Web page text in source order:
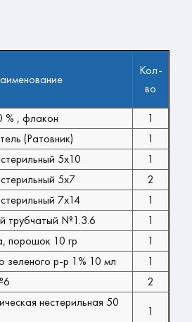
Кол-
во
% , флакон
1
(Ратовник)
1
5х10
1
5х7
2
7х14
1
трубчатый №1.3.6
1
порошок 10 гр
1
зеленого р-р 1% 10 мл
1
2
нестерильная 50
1